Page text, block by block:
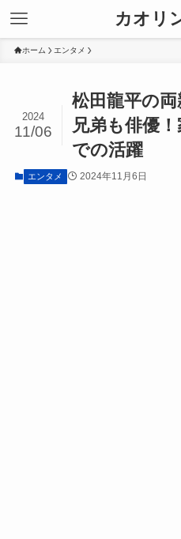
カオリ
ホーム エンタメ
松田龍平の両
兄弟も俳優
での活躍
2024
11/06
エンタメ 2024年11月6日